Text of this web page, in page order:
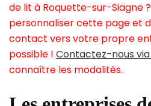
de lit à Roquette-sur-Siagne
personnaliser cette page et
contact vers votre propre
possible ! Contactez-nous
connaître les modalités.